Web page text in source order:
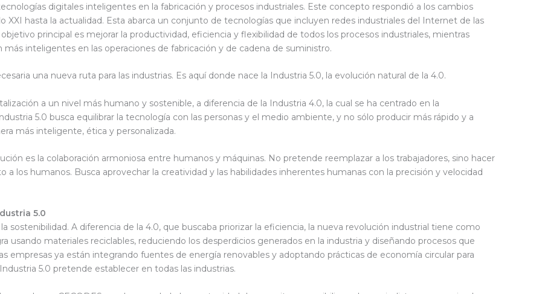
digitales inteligentes en la fabricación y procesos industriales. Este concepto respondió a los cambios
XXI hasta la actualidad. Esta abarca un conjunto de tecnologías que incluyen redes industriales del Internet de las
principal es mejorar la productividad, eficiencia y flexibilidad de todos los procesos industriales, mientras
inteligentes en las operaciones de fabricación y de cadena de suministro.
una nueva ruta para las industrias. Es aquí donde nace la Industria 5.0, la evolución natural de la 4.0.
a un nivel más humano y sostenible, a diferencia de la Industria 4.0, la cual se ha centrado en la
5.0 busca equilibrar la tecnología con las personas y el medio ambiente, y no sólo producir más rápido y a
más inteligente, ética y personalizada.
es la colaboración armoniosa entre humanos y máquinas. No pretende reemplazar a los trabajadores, sino hacer
a los humanos. Busca aprovechar la creatividad y las habilidades inherentes humanas con la precisión y velocidad
5.0
sostenibilidad. A diferencia de la 4.0, que buscaba priorizar la eficiencia, la nueva revolución industrial tiene como
usando materiales reciclables, reduciendo los desperdicios generados en la industria y diseñando procesos que
empresas ya están integrando fuentes de energía renovables y adoptando prácticas de economía circular para
5.0 pretende establecer en todas las industrias.